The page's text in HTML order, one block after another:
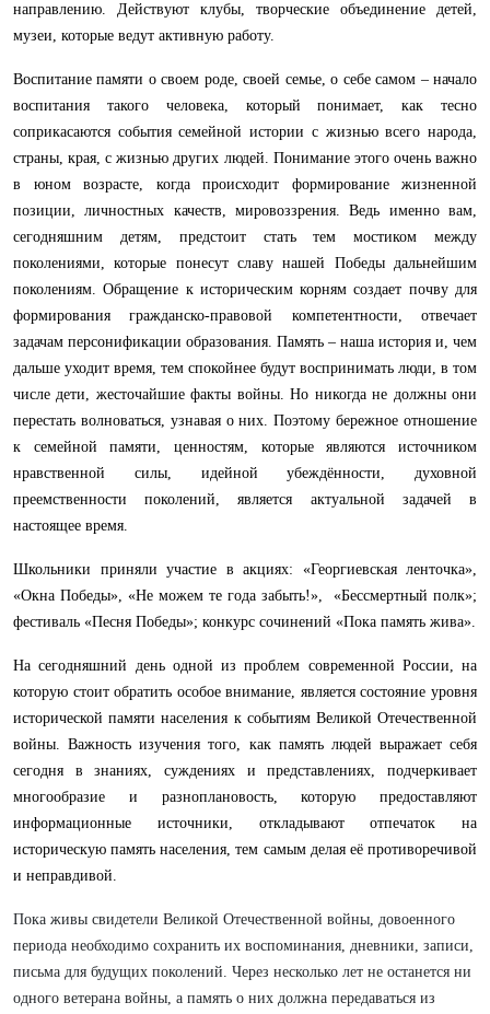
направлению. Действуют клубы, творческие объединение детей,
музеи, которые ведут активную работу.
Воспитание памяти о своем роде, своей семье, о себе самом – начало
воспитания такого человека, который понимает, как тесно
соприкасаются события семейной истории с жизнью всего народа,
страны, края, с жизнью других людей. Понимание этого очень важно
в юном возрасте, когда происходит формирование жизненной
позиции, личностных качеств, мировоззрения. Ведь именно вам,
сегодняшним детям, предстоит стать тем мостиком между
поколениями, которые понесут славу нашей Победы дальнейшим
поколениям. Обращение к историческим корням создает почву для
формирования гражданско-правовой компетентности, отвечает
задачам персонификации образования. Память – наша история и, чем
дальше уходит время, тем спокойнее будут воспринимать люди, в том
числе дети, жесточайшие факты войны. Но никогда не должны они
перестать волноваться, узнавая о них. Поэтому бережное отношение
к семейной памяти, ценностям, которые являются источником
нравственной силы, идейной убеждённости, духовной
преемственности поколений, является актуальной задачей в
настоящее время.
Школьники приняли участие в акциях: «Георгиевская ленточка»,
«Окна Победы», «Не можем те года забыть!», «Бессмертный полк»;
фестиваль «Песня Победы»; конкурс сочинений «Пока память жива».
На сегодняшний день одной из проблем современной России, на
которую стоит обратить особое внимание, является состояние уровня
исторической памяти населения к событиям Великой Отечественной
войны. Важность изучения того, как память людей выражает себя
сегодня в знаниях, суждениях и представлениях, подчеркивает
многообразие и разноплановость, которую предоставляют
информационные источники, откладывают отпечаток на
историческую память населения, тем самым делая её противоречивой
и неправдивой.
Пока живы свидетели Великой Отечественной войны, довоенного
периода необходимо сохранить их воспоминания, дневники, записи,
письма для будущих поколений. Через несколько лет не останется ни
одного ветерана войны, а память о них должна передаваться из